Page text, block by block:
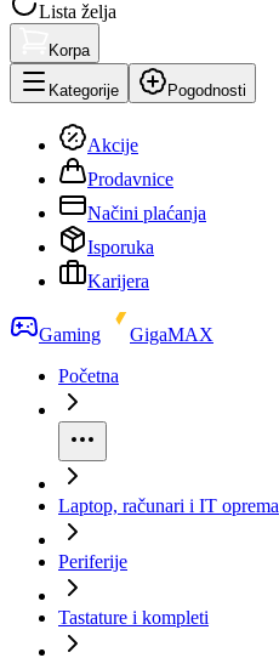
Lista želja
Korpa
Kategorije Pogodnosti
Akcije
Prodavnice
Načini plaćanja
Isporuka
Karijera
Gaming
GigaMAX
Početna
Laptop, računari i IT oprema
Periferije
Tastature i kompleti